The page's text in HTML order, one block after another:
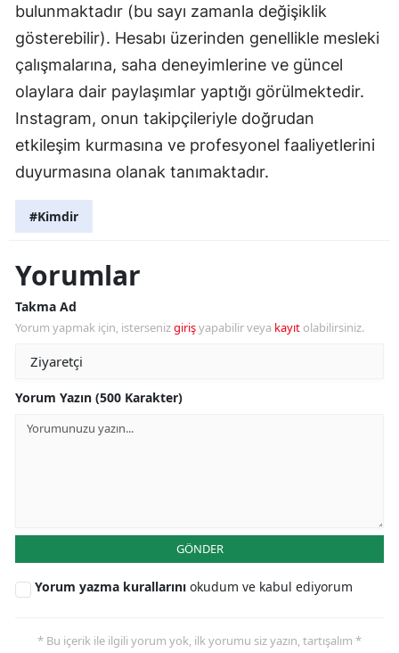
bulunmaktadır (bu sayı zamanla değişiklik
gösterebilir). Hesabı üzerinden genellikle mesleki
çalışmalarına, saha deneyimlerine ve güncel
olaylara dair paylaşımlar yaptığı görülmektedir.
Instagram, onun takipçileriyle doğrudan
etkileşim kurmasına ve profesyonel faaliyetlerini
duyurmasına olanak tanımaktadır.
#Kimdir
Yorumlar
Takma Ad
Yorum yapmak için, istersenizgirişyapabilir veya kayıt olabilirsiniz.
Yorum Yazın (500 Karakter)
GÖNDER
Yorum yazma kurallarını okudum ve kabul ediyorum
* Bu içerik ile ilgili yorum yok, ilk yorumu siz yazın, tartışalım *